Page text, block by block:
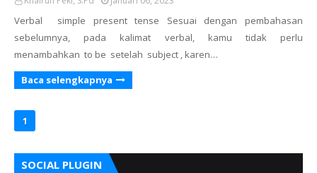
Verbal simple present tense Sesuai dengan pembahasan
sebelumnya, pada kalimat verbal, kamu tidak perlu
menambahkan to be setelah subject , karen…
Baca selengkapnya
1
SOCIAL PLUGIN